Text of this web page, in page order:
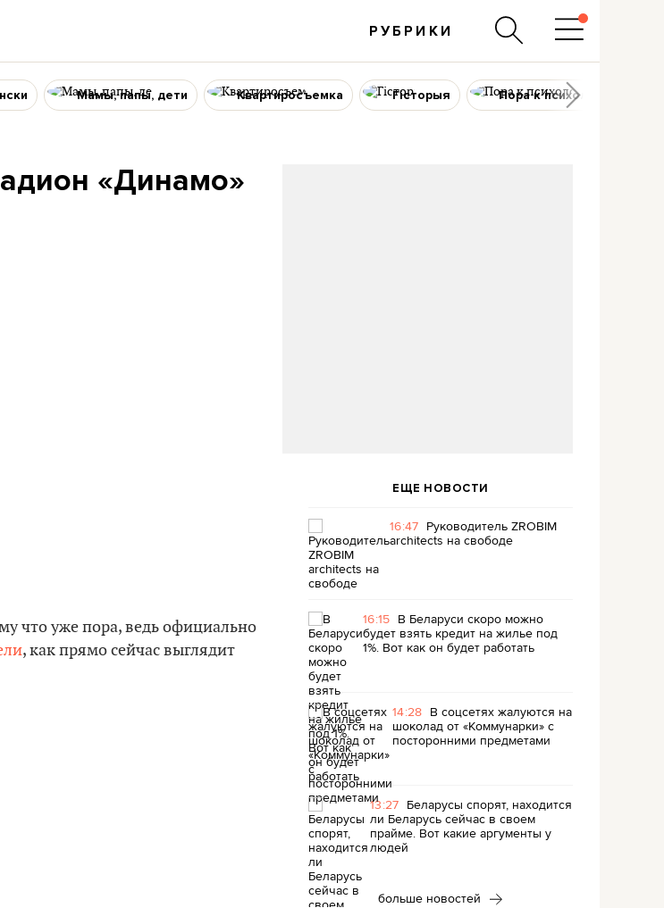
РУБРИКИ
Мамы, папы, дети Квартиросъемка Гісторыя Пора к психологу
«Динамо»
что уже пора, ведь официально
, как прямо сейчас выглядит
ЕЩЕ НОВОСТИ
16:47 Руководитель ZROBIM
architects на свободе
16:15 В Беларуси скоро можно
будет взять кредит на жилье под
1%. Вот как он будет работать
14:28 В соцсетях жалуются на
шоколад от «Коммунарки» с
посторонними предметами
13:27 Беларусы спорят, находится
ли Беларусь сейчас в своем
прайме. Вот какие аргументы у
людей
больше новостей